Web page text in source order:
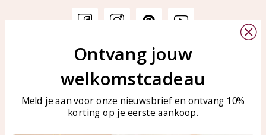
Veelgestelde vragen
Sieraden onderhouden
KAYA Sieraden
Bellen of WhatsApp Ma-Vr
tussen 09:00-17:00
Tel: 0850003187
WhatsApp: 0850003187
Ontvang jouw
welkomstcadeau
Meld je aan voor onze nieuwsbrief en ontvang 10%
korting op je eerste aankoop.